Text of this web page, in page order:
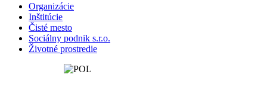
Organizácie
Inštitúcie
Čisté mesto
Sociálny podnik s.r.o.
Životné prostredie